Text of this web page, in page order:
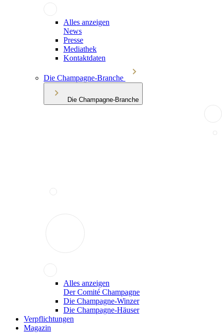
Alles anzeigen
News
Presse
Mediathek
Kontaktdaten
Die Champagne-Branche
Die Champagne-Branche
Alles anzeigen
Der Comité Champagne
Die Champagne-Winzer
Die Champagne-Häuser
Verpflichtungen
Magazin